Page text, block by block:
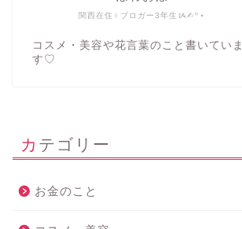
関西在住♀ブロガー3年生ᝰ✍︎꙳⋆
コスメ・美容や花言葉のこと書いていま
す♡
カテゴリー
お金のこと